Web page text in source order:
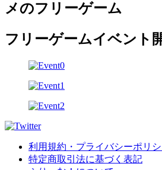
メのフリーゲーム
フリーゲームイベント
利用規約・プライバシーポリ
特定商取引法に基づく表記